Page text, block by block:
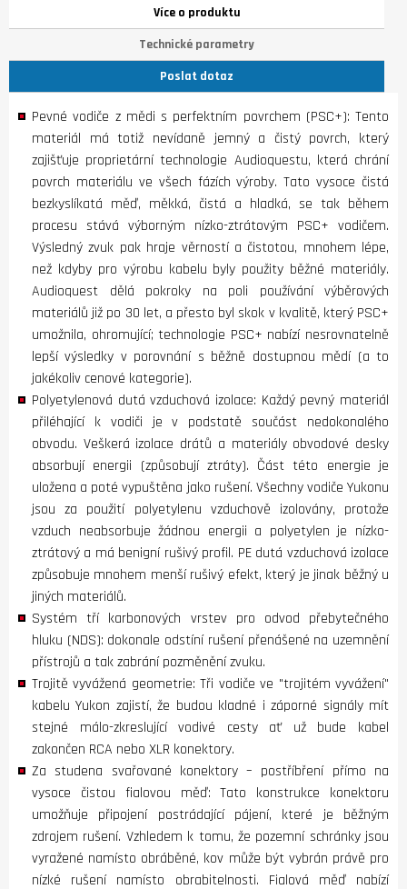
Více o produktu
Technické parametry
Poslat dotaz
Pevné vodiče z mědi s perfektním povrchem (PSC+): Tento
materiál má totiž nevídaně jemný a čistý povrch, který
zajišťuje proprietární technologie Audioquestu, která chrání
povrch materiálu ve všech fázích výroby. Tato vysoce čistá
bezkyslíkatá měď, měkká, čistá a hladká, se tak během
procesu stává výborným nízko-ztrátovým PSC+ vodičem.
Výsledný zvuk pak hraje věrností a čistotou, mnohem lépe,
než kdyby pro výrobu kabelu byly použity běžné materiály.
Audioquest dělá pokroky na poli používání výběrových
materiálů již po 30 let, a přesto byl skok v kvalitě, který PSC+
umožnila, ohromující; technologie PSC+ nabízí nesrovnatelně
lepší výsledky v porovnání s běžně dostupnou mědí (a to
jakékoliv cenové kategorie).
Polyetylenová dutá vzduchová izolace: Každý pevný materiál
přiléhající k vodiči je v podstatě součást nedokonalého
obvodu. Veškerá izolace drátů a materiály obvodové desky
absorbují energii (způsobují ztráty). Část této energie je
uložena a poté vypuštěna jako rušení. Všechny vodiče Yukonu
jsou za použití polyetylenu vzduchově izolovány, protože
vzduch neabsorbuje žádnou energii a polyetylen je nízko-
ztrátový a má benigní rušivý profil. PE dutá vzduchová izolace
způsobuje mnohem menší rušivý efekt, který je jinak běžný u
jiných materiálů.
Systém tří karbonových vrstev pro odvod přebytečného
hluku (NDS): dokonale odstíní rušení přenášené na uzemnění
přístrojů a tak zabrání pozměnění zvuku.
Trojitě vyvážená geometrie: Tři vodiče ve "trojitém vyvážení"
kabelu Yukon zajistí, že budou kladné i záporné signály mít
stejné málo-zkreslující vodivé cesty ať už bude kabel
zakončen RCA nebo XLR konektory.
Za studena svařované konektory – postříbření přímo na
vysoce čistou fialovou měď: Tato konstrukce konektoru
umožňuje připojení postrádající pájení, které je běžným
zdrojem rušení. Vzhledem k tomu, že pozemní schránky jsou
vyražené namísto obráběné, kov může být vybrán právě pro
nízké rušení namísto obrabitelnosti. Fialová měď nabízí